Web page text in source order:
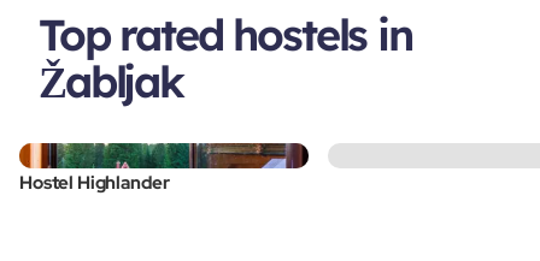
Top rated hostels in
Žabljak
Hostel Highlander